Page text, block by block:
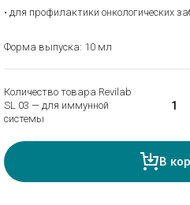
• для профилактики онкологических
Форма выпуска: 10 мл
Количество товара Revilab
SL 03 — для иммунной
системы
В